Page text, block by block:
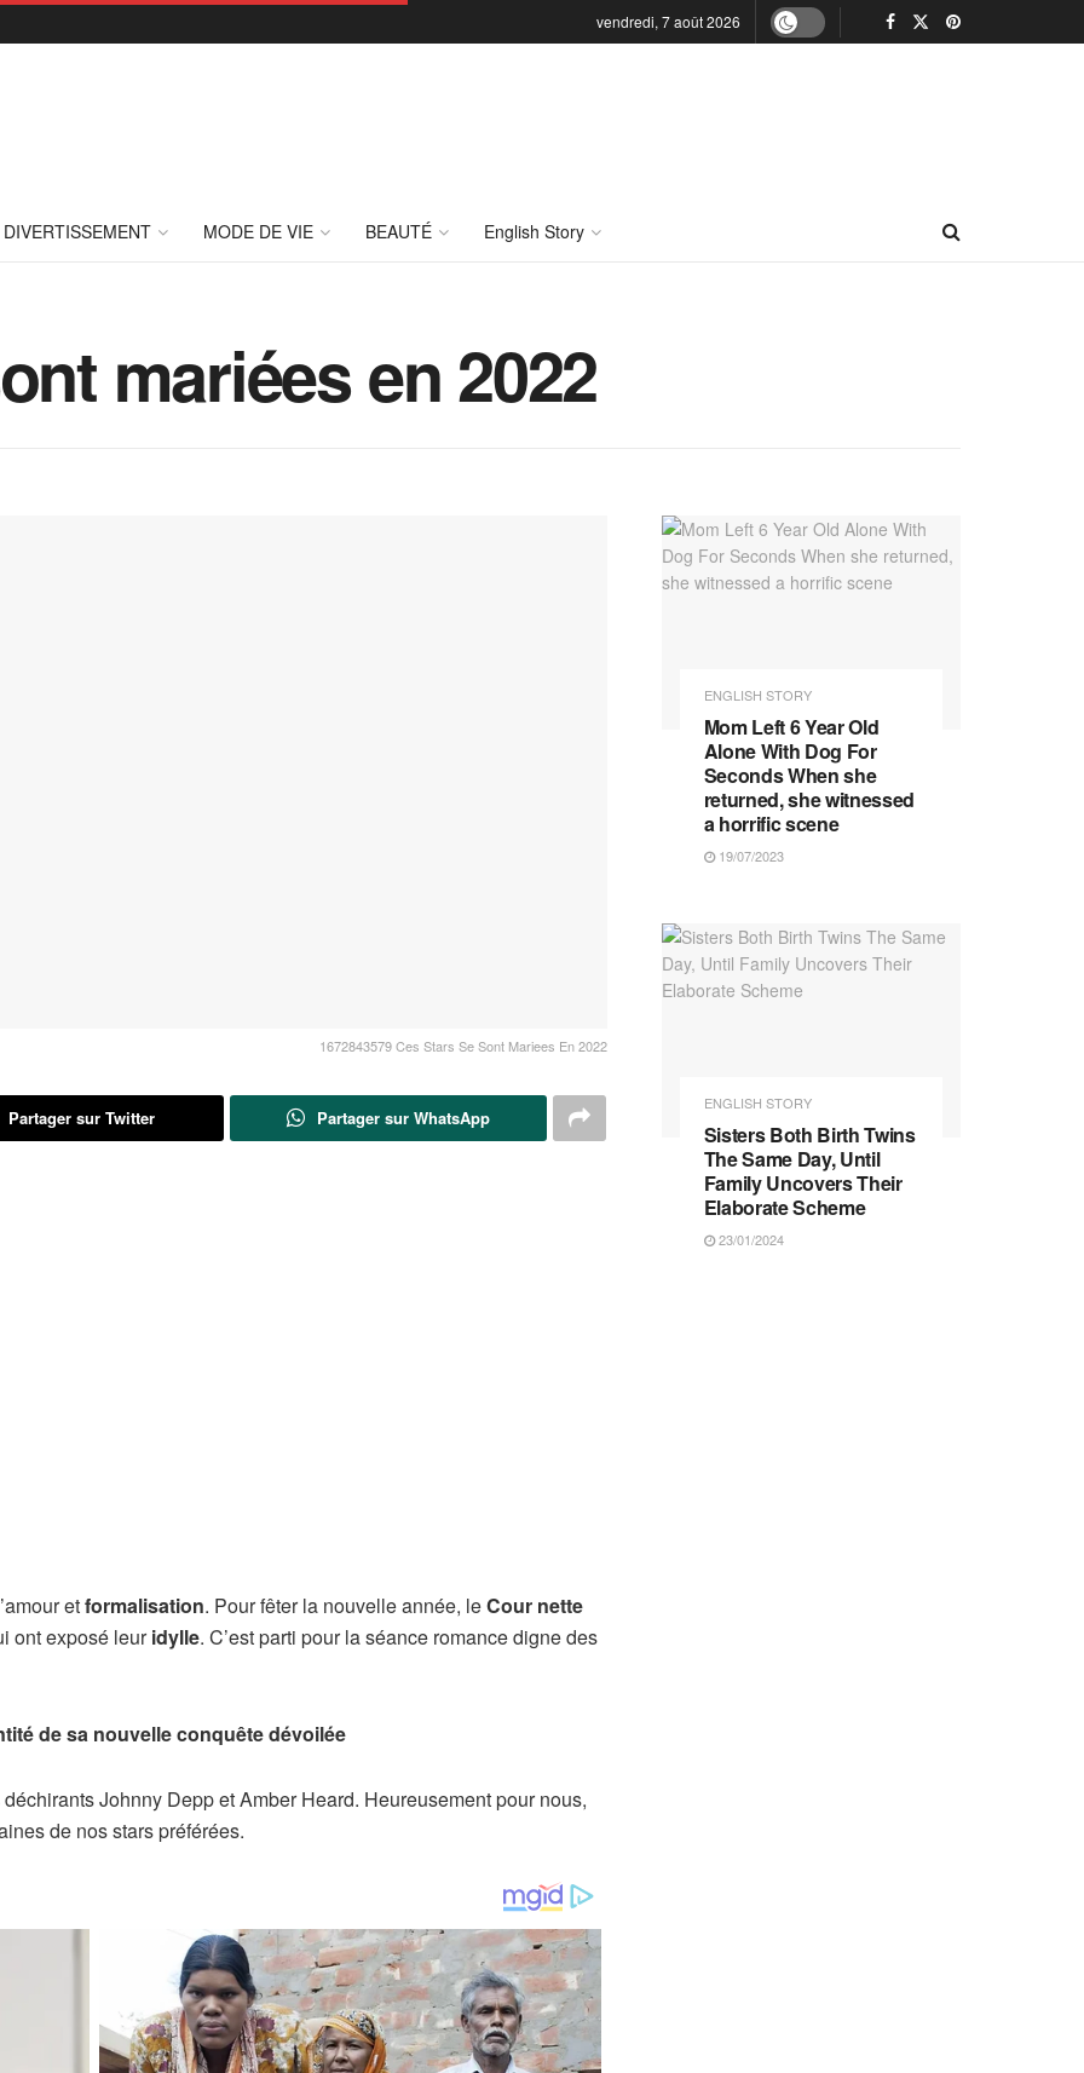
vendredi, 7 août 2026
DIVERTISSEMENT MODE DE VIE BEAUTÉ English Story
mariées en 2022
1672843579 Ces Stars Se Sont Mariees En 2022
Partager sur Twitter Partager sur WhatsApp
etformalisation. Pour fêter la nouvelle année, leCour nette
ont exposé leuridylle. C’est parti pour la séance romance digne des
de sa nouvelle conquête dévoilée
déchirants Johnny Depp et Amber Heard. Heureusement pour nous,
de nos stars préférées.
ENGLISH STORY
Mom Left 6 Year Old
Alone With Dog For
Seconds When she
returned, she witnessed
a horrific scene
19/07/2023
ENGLISH STORY
Sisters Both Birth Twins
The Same Day, Until
Family Uncovers Their
Elaborate Scheme
23/01/2024